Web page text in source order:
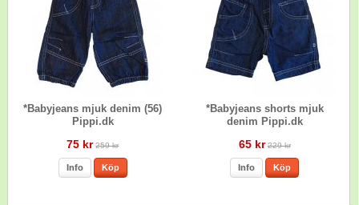
*Babyjeans mjuk denim (56)
Pippi.dk
75 kr 259 kr
Info Köp
*Babyjeans shorts mjuk
denim Pippi.dk
65 kr 229 kr
Info Köp